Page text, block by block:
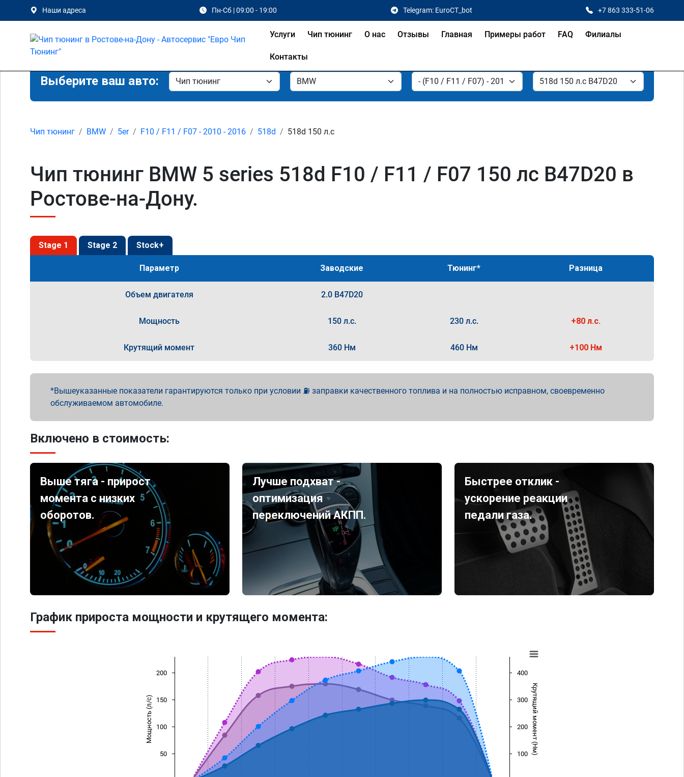
Наши адреса Пн-Сб | 09:00 - 19:00 Telegram: EuroCT_bot +7 863 333-51-06
Услуги Чип тюнинг О нас Отзывы Главная Примеры работ FAQ Филиалы
Контакты
Выберите ваш авто:
Чип тюнинг BMW 5er F10 / F11 / F07 - 2010 - 2016 518d 518d 150 л.с
Чип тюнинг BMW 5 series 518d F10 / F11 / F07 150 лс B47D20 в
Ростове-на-Дону.
Stage 1 Stage 2 Stock+
Параметр Заводские Тюнинг* Разница
Объем двигателя 2.0 B47D20
Мощность 150 л.с. 230 л.с. +80 л.с.
Крутящий момент 360 Нм 460 Нм +100 Нм
Вышеуказанные показатели гарантируются только при условии ⛽ заправки качественного топлива и на полностью исправном, своевременно
обслуживаемом автомобиле.
Включено в стоимость:
Выше тяга - прирост
момента с низких
оборотов.
Лучше подхват -
оптимизация
переключений АКПП.
Быстрее отклик -
ускорение реакции
педали газа.
График прироста мощности и крутящего момента:
Мощность (л/с) Крутящий момент (Нм)
50
100
150
200
100
200
300
400